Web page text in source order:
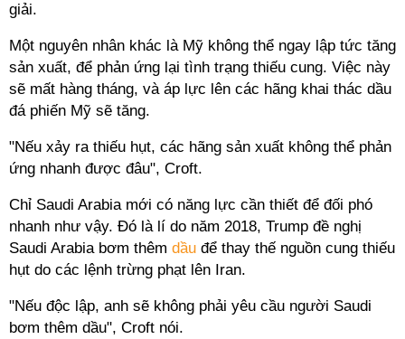
giải.
Một nguyên nhân khác là Mỹ không thể ngay lập tức tăng
sản xuất, để phản ứng lại tình trạng thiếu cung. Việc này
sẽ mất hàng tháng, và áp lực lên các hãng khai thác dầu
đá phiến Mỹ sẽ tăng.
"Nếu xảy ra thiếu hụt, các hãng sản xuất không thể phản
ứng nhanh được đâu", Croft.
Chỉ Saudi Arabia mới có năng lực cần thiết để đối phó
nhanh như vậy. Đó là lí do năm 2018, Trump đề nghị
Saudi Arabia bơm thêm dầu để thay thế nguồn cung thiếu
hụt do các lệnh trừng phạt lên Iran.
"Nếu độc lập, anh sẽ không phải yêu cầu người Saudi
bơm thêm dầu", Croft nói.